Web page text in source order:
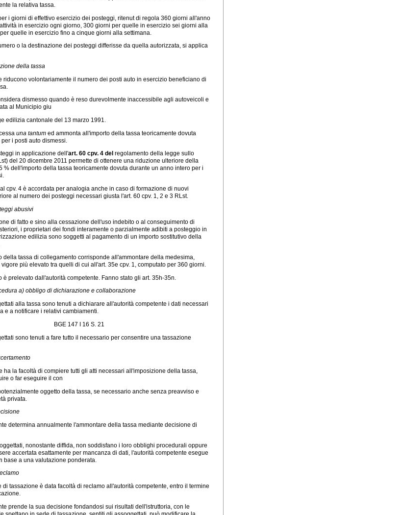
la relativa tassa.
i giorni di effettivo esercizio dei posteggi, ritenut di regola 360 giorni all'anno
in esercizio ogni giorno, 300 giorni per quelle in esercizio sei giorni alla
quelle in esercizio fino a cinque giorni alla settimana.
o la destinazione dei posteggi differisse da quella autorizzata, si applica
della tassa
riducono volontariamente il numero dei posti auto in esercizio beneficiano di
dismesso quando è reso durevolmente inaccessibile agli autoveicoli e
al Municipio giu
edilizia cantonale del 13 marzo 1991.
una tantum ed ammonta all'importo della tassa teoricamente dovuta
i posti auto dismessi.
in applicazione dell'art. 60 cpv. 4 del regolamento della legge sullo
del 20 dicembre 2011 permette di ottenere una riduzione ulteriore della
% dell'importo della tassa teoricamente dovuta durante un anno intero per i
cpv. 4 è accordata per analogia anche in caso di formazione di nuovi
al numero dei posteggi necessari giusta l'art. 60 cpv. 1, 2 e 3 RLst.
abusivi
di fatto e sino alla cessazione dell'uso indebito o al conseguimento di
i proprietari dei fondi interamente o parzialmente adibiti a posteggio in
edilizia sono soggetti al pagamento di un importo sostitutivo della
della tassa di collegamento corrisponde all'ammontare della medesima,
più elevato tra quelli di cui all'art. 35e cpv. 1, computato per 360 giorni.
è prelevato dall'autorità competente. Fanno stato gli art. 35h-35n.
a) obbligo di dichiarazione e collaborazione
alla tassa sono tenuti a dichiarare all'autorità competente i dati necessari
e a notificare i relativi cambiamenti.
BGE 147 I 16 S. 21
sono tenuti a fare tutto il necessario per consentire una tassazione
ha la facoltà di compiere tutti gli atti necessari all'imposizione della tassa,
o far eseguire il con
oggetto della tassa, se necessario anche senza preavviso e
privata.
determina annualmente l'ammontare della tassa mediante decisione di
nonostante diffida, non soddisfano i loro obblighi procedurali oppure
accertata esattamente per mancanza di dati, l'autorità competente esegue
base a una valutazione ponderata.
di tassazione è data facoltà di reclamo all'autorità competente, entro il termine
prende la sua decisione fondandosi sui risultati dell'istruttoria, con le
spettano in sede di tassazione, sentiti gli assoggettati, può modificare la